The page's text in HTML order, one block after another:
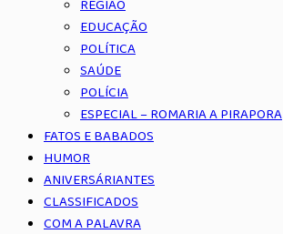
REGIÃO
EDUCAÇÃO
POLÍTICA
SAÚDE
POLÍCIA
ESPECIAL – ROMARIA A PIRAPORA
FATOS E BABADOS
HUMOR
ANIVERSÁRIANTES
CLASSIFICADOS
COM A PALAVRA